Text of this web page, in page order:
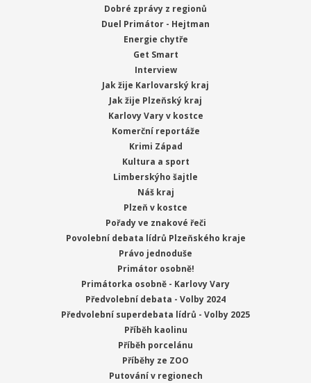
Dobré zprávy z regionů
Duel Primátor - Hejtman
Energie chytře
Get Smart
Interview
Jak žije Karlovarský kraj
Jak žije Plzeňský kraj
Karlovy Vary v kostce
Komerční reportáže
Krimi Západ
Kultura a sport
Limberskýho šajtle
Náš kraj
Plzeň v kostce
Pořady ve znakové řeči
Povolební debata lídrů Plzeňského kraje
Právo jednoduše
Primátor osobně!
Primátorka osobně - Karlovy Vary
Předvolební debata - Volby 2024
Předvolební superdebata lídrů - Volby 2025
Příběh kaolinu
Příběh porcelánu
Příběhy ze ZOO
Putování v regionech